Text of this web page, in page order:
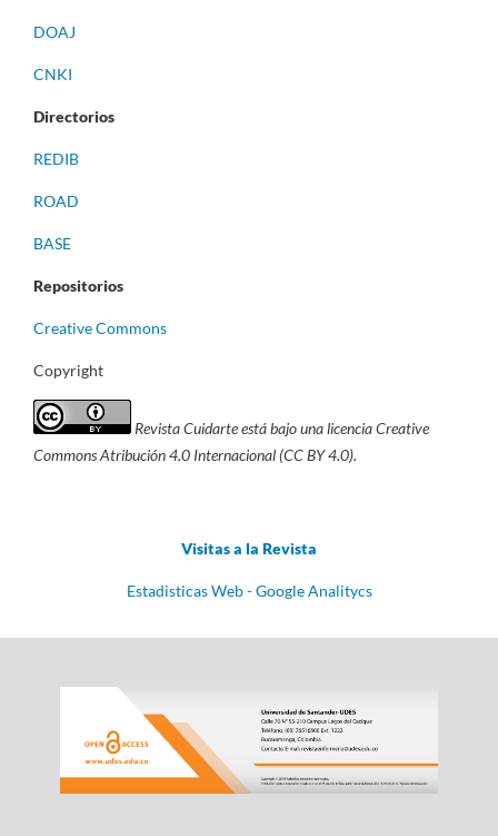
DOAJ
CNKI
Directorios
REDIB
ROAD
BASE
Repositorios
Creative Commons
Copyright
Revista Cuidarte está bajo una licencia Creative
Commons Atribución 4.0 Internacional (CC BY 4.0).
Visitas a la Revista
Estadisticas Web - Google Analitycs